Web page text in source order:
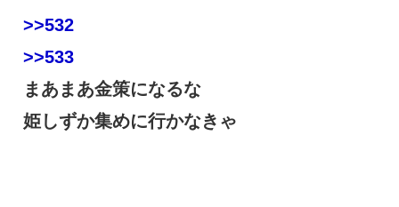
>>532
>>533
まあまあ金策になるな
姫しずか集めに行かなきゃ